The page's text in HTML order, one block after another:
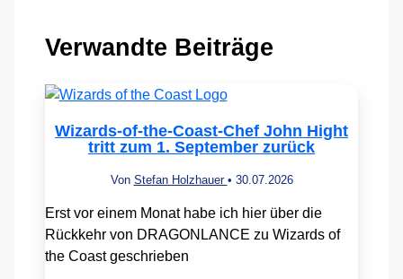
Verwandte Beiträge
Wizards-of-the-Coast-Chef John Hight
tritt zum 1. September zurück
Von Stefan Holzhauer • 30.07.2026
Erst vor einem Monat habe ich hier über die
Rückkehr von DRAGONLANCE zu Wizards of
the Coast geschrieben